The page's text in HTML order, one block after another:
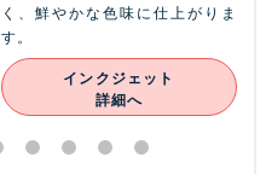
く、鮮やかな色味に仕上がりま
す。
インクジェット
詳細へ